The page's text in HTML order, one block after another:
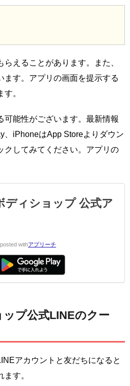
えることがあります。また、
ます。アプリの画面を提示する
。
可能性がございます。最新情報
、iPhoneはApp Storeよりダウン
クしてみてください。アプリの
ディショップ 公式ア
posted withアプリーチ
プ公式LINEのクー
アカウントと友だちになると
す。